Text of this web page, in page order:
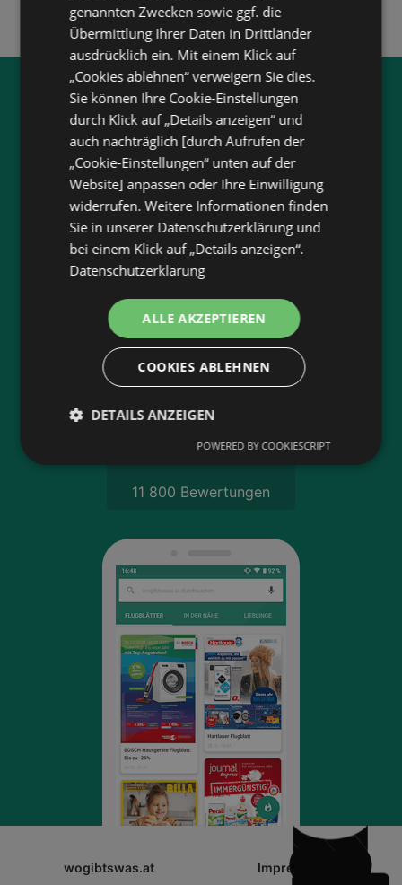
NEWSLETTER ANMELDEN
Jetzt unserewogibtswas.at
App runterladen:
Filtere nach Branchen und stöbere in Produkten
und Flugblättern
Plane deinen Einkauf mit unserem Merkzettel
Lasse dich benachrichtigen, wenn es neue
Flugblätter gibt
alle Anbieter in deiner Nähe.
App-Bewertung
11 800 Bewertungen
wogibtswas.at Impressum
genannten Zwecken sowie ggf. die
Übermittlung Ihrer Daten in Drittländer
ausdrücklich ein. Mit einem Klick auf
„Cookies ablehnen“ verweigern Sie dies.
Sie können Ihre Cookie-Einstellungen
durch Klick auf „Details anzeigen“ und
auch nachträglich [durch Aufrufen der
„Cookie-Einstellungen“ unten auf der
Website] anpassen oder Ihre Einwilligung
widerrufen. Weitere Informationen finden
Sie in unserer Datenschutzerklärung und
bei einem Klick auf „Details anzeigen“.
Datenschutzerklärung
ALLE AKZEPTIEREN
COOKIES ABLEHNEN
DETAILS ANZEIGEN
POWERED BY COOKIESCRIPT